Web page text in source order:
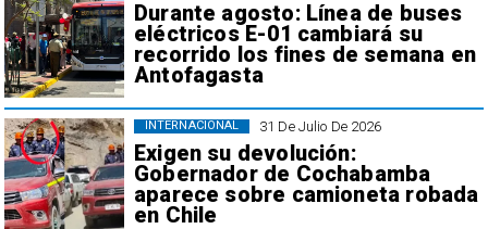
Durante agosto: Línea de buses
eléctricos E-01 cambiará su
recorrido los fines de semana en
Antofagasta
31 De Julio De 2026
Exigen su devolución:
Gobernador de Cochabamba
aparece sobre camioneta robada
en Chile
INTERNACIONAL